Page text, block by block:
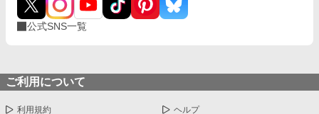
公式SNS一覧
ご利用について
利用規約 ヘルプ